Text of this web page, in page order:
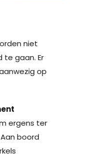
niet
te gaan. Er
op
ergens ter
boord